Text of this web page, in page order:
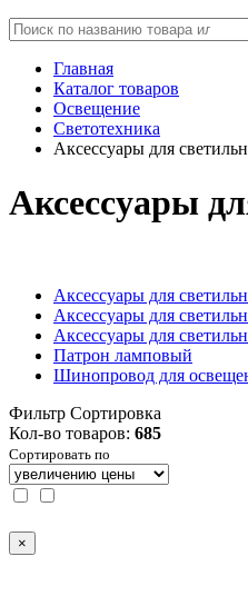
Главная
Каталог товаров
Освещение
Светотехника
Аксессуары для
Аксессуары
Аксессуары для
Аксессуары для
Аксессуары для
Патрон ламповый
Шинопровод для
Фильтр Сортировка
Кол-во товаров: 685
Сортировать по
×